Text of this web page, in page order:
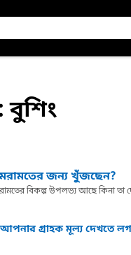
বুশিং
জন্য খুঁজছেন?
বিকল্প উপলভ্য আছে কিনা
আপনার গ্রাহক মূল্য দেখতে